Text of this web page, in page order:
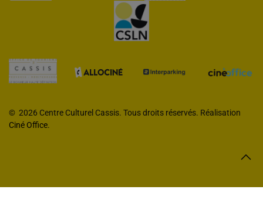
© 2026 Centre Culturel Cassis. Tous droits réservés. Réalisation
Ciné Office.